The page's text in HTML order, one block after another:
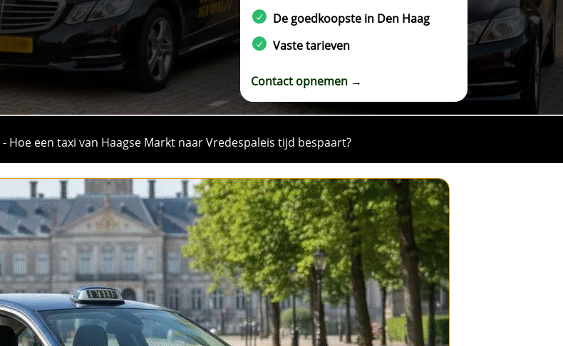
De goedkoopste in Den Haag
Vaste tarieven
Contact opnemen →
- Hoe een taxi van Haagse Markt naar Vredespaleis tijd bespaart?